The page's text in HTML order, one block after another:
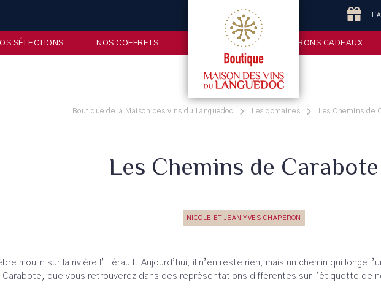
SÉLECTIONS NOS COFFRETS BONS CADEAUX
Boutique de la Maison des vins du Languedoc Les domaines Les Chemins de
Les Chemins de Carabote
NICOLE ET JEAN YVES CHAPERON
moulin sur la rivière l’Hérault. Aujourd’hui, il n’en reste rien, mais un chemin qui longe
Carabote, que vous retrouverez dans des représentations différentes sur l’étiquette de